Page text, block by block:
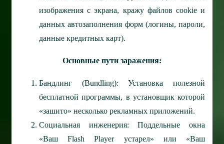
изображения с экрана, кражу файлов cookie и
данных автозаполнения форм (логины, пароли,
данные кредитных карт).
Основные пути заражения:
Бандлинг (Bundling): Установка полезной
бесплатной программы, в установщик которой
«зашито» несколько рекламных приложений.
Социальная инженерия: Поддельные окна
«Ваш Flash Player устарел» или «Ваш